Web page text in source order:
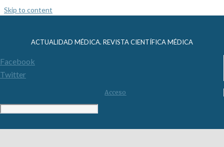
Skip to content
ACTUALIDAD MÉDICA. REVISTA CIENTÍFICA MÉDICA
Facebook
Twitter
Acceso